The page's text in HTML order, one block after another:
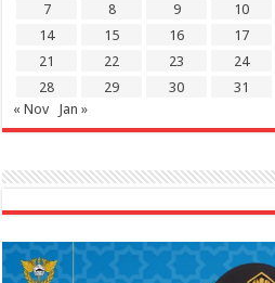
7
8 9 10
14
15 16 17
21
22 23 24
28
29 30
31
« Nov
Jan »